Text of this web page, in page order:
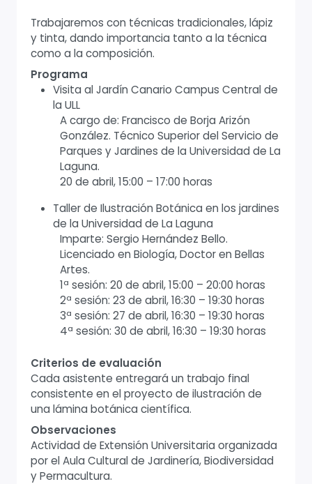
Trabajaremos con técnicas tradicionales, lápiz
y tinta, dando importancia tanto a la técnica
como a la composición.
Programa
Visita al Jardín Canario Campus Central de
la ULL
A cargo de: Francisco de Borja Arizón
González. Técnico Superior del Servicio de
Parques y Jardines de la Universidad de La
Laguna.
20 de abril, 15:00 – 17:00 horas
Taller de Ilustración Botánica en los jardines
de la Universidad de La Laguna
Imparte: Sergio Hernández Bello.
Licenciado en Biología, Doctor en Bellas
Artes.
1ª sesión: 20 de abril, 15:00 – 20:00 horas
2ª sesión: 23 de abril, 16:30 – 19:30 horas
3ª sesión: 27 de abril, 16:30 – 19:30 horas
4ª sesión: 30 de abril, 16:30 – 19:30 horas
Criterios de evaluación
Cada asistente entregará un trabajo final
consistente en el proyecto de ilustración de
una lámina botánica científica.
Observaciones
Actividad de Extensión Universitaria organizada
por el Aula Cultural de Jardinería, Biodiversidad
y Permacultura.